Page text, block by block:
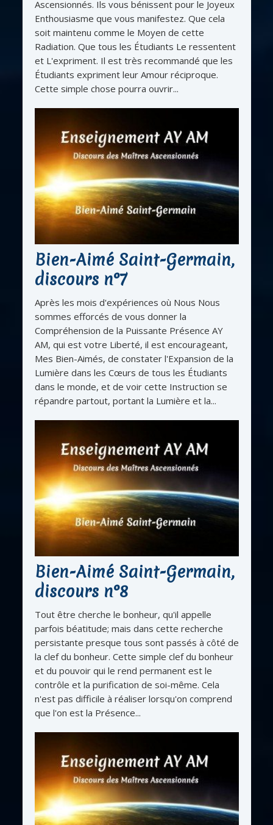
Ascensionnés. Ils vous bénissent pour le Joyeux
Enthousiasme que vous manifestez. Que cela
soit maintenu comme le Moyen de cette
Radiation. Que tous les Étudiants Le ressentent
et L'expriment. Il est très recommandé que les
Étudiants expriment leur Amour réciproque.
Cette simple chose pourra ouvrir...
Bien-Aimé Saint-Germain,
discours n°7
Après les mois d'expériences où Nous Nous
sommes efforcés de vous donner la
Compréhension de la Puissante Présence AY
AM, qui est votre Liberté, il est encourageant,
Mes Bien-Aimés, de constater l'Expansion de la
Lumière dans les Cœurs de tous les Étudiants
dans le monde, et de voir cette Instruction se
répandre partout, portant la Lumière et la...
Bien-Aimé Saint-Germain,
discours n°8
Tout être cherche le bonheur, qu'il appelle
parfois béatitude; mais dans cette recherche
persistante presque tous sont passés à côté de
la clef du bonheur. Cette simple clef du bonheur
et du pouvoir qui le rend permanent est le
contrôle et la purification de soi-même. Cela
n'est pas difficile à réaliser lorsqu'on comprend
que l'on est la Présence...